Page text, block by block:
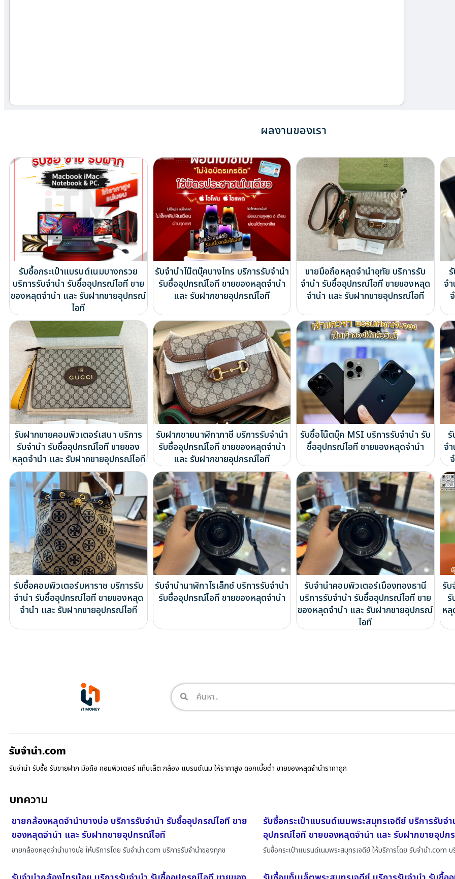
ผลงานของเรา
รับซื้อกระเป๋าแบรนด์เนมบางกรวย
บริการรับจำนำ รับซื้ออุปกรณ์ไอที ขาย
ของหลุดจำนำ และ รับฝากขายอุปกรณ์
ไอที
รับจำนำโน๊ตบุ๊คบางไทร บริการรับจำนำ
รับซื้ออุปกรณ์ไอที ขายของหลุดจำนำ
และ รับฝากขายอุปกรณ์ไอที
ขายมือถือหลุดจำนำอุทัย บริการรับ
จำนำ รับซื้ออุปกรณ์ไอที ขายของหลุด
จำนำ และ รับฝากขายอุปกรณ์ไอที
จ
รับฝากขายคอมพิวเตอร์เสนา บริการ
รับจำนำ รับซื้ออุปกรณ์ไอที ขายของ
หลุดจำนำ และ รับฝากขายอุปกรณ์ไอที
รับฝากขายนาฬิกาภาชี บริการรับจำนำ
รับซื้ออุปกรณ์ไอที ขายของหลุดจำนำ
และ รับฝากขายอุปกรณ์ไอที
รับซื้อโน๊ตบุ๊ค MSI บริการรับจำนำ รับ
ซื้ออุปกรณ์ไอที ขายของหลุดจำนำ
จ
รับซื้อคอมพิวเตอร์มหาราช บริการรับ
จำนำ รับซื้ออุปกรณ์ไอที ขายของหลุด
จำนำ และ รับฝากขายอุปกรณ์ไอที
รับจำนำนาฬิกาโรเล็กซ์ บริการรับจำนำ
รับซื้ออุปกรณ์ไอที ขายของหลุดจำนำ
รับจำนำคอมพิวเตอร์เมืองทองธานี
บริการรับจำนำ รับซื้ออุปกรณ์ไอที ขาย
ของหลุดจำนำ และ รับฝากขายอุปกรณ์
ไอที
รั
ห
รับจํานํา.com
รับจำนำ รับซื้อ รับขายฝาก มือถือ คอมพิวเตอร์ แท็บเล็ต กล้อง แบรนด์เนม ให้ราคาสูง ดอกเบี้ยต่ำ ขายของหลุดจำนำราคาถูก
บทความ
ขายกล้องหลุดจำนำบางบ่อ บริการรับจำนำ รับซื้ออุปกรณ์ไอที ขาย
ของหลุดจำนำ และ รับฝากขายอุปกรณ์ไอที
ขายกล้องหลุดจำนำบางบ่อ ให้บริการโดย รับจํานํา.com บริการรับจำนำของทุกช
รับซื้อกระเป๋าแบรนด์เนมพระสมุทรเจดีย์ บริการรับจ
อุปกรณ์ไอที ขายของหลุดจำนำ และ รับฝากขายอุปก
รับซื้อกระเป๋าแบรนด์เนมพระสมุทรเจดีย์ ให้บริการโดย รับจํานํา.com บ